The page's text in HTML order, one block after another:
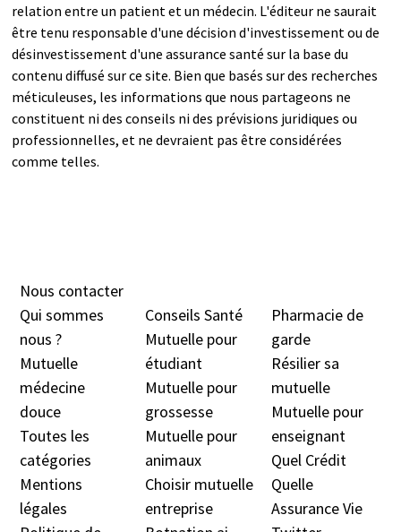
relation entre un patient et un médecin. L'éditeur ne saurait
être tenu responsable d'une décision d'investissement ou de
désinvestissement d'une assurance santé sur la base du
contenu diffusé sur ce site. Bien que basés sur des recherches
méticuleuses, les informations que nous partageons ne
constituent ni des conseils ni des prévisions juridiques ou
professionnelles, et ne devraient pas être considérées
comme telles.
Nous contacter
Qui sommes
nous ?
Mutuelle
médecine
douce
Toutes les
catégories
Mentions
légales
Conseils Santé
Mutuelle pour
étudiant
Mutuelle pour
grossesse
Mutuelle pour
animaux
Choisir mutuelle
entreprise
Pharmacie de
garde
Résilier sa
mutuelle
Mutuelle pour
enseignant
Quel Crédit
Quelle
Assurance Vie